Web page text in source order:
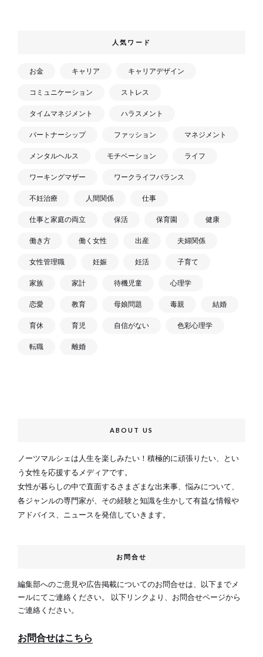
人気ワード
お金 キャリア キャリアデザイン
コミュニケーション ストレス
タイムマネジメント ハラスメント
パートナーシップ ファッション マネジメント
メンタルヘルス モチベーション ライフ
ワーキングマザー ワークライフバランス
不妊治療 人間関係 仕事
仕事と家庭の両立 保活 保育園 健康
働き方 働く女性 出産 夫婦関係
女性管理職 妊娠 妊活 子育て
家族 家計 待機児童 心理学
恋愛 教育 母娘問題 毒親 結婚
育休 育児 自信がない 色彩心理学
転職 離婚
ABOUT US
ノーツマルシェは人生を楽しみたい！積極的に頑張りたい、とい
う女性を応援するメディアです。
女性が暮らしの中で直面するさまざまな出来事、悩みについて、
各ジャンルの専門家が、その経験と知識を生かして有益な情報や
アドバイス、ニュースを発信していきます。
お問合せ
編集部へのご意見や広告掲載についてのお問合せは、以下までメ
ールにてご連絡ください。 以下リンクより、お問合せページから
ご連絡ください。
お問合せはこちら